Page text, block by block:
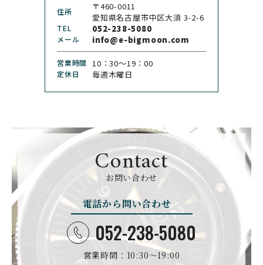
CHRISTOPHER WARD
クリストファー・ウォー
CHRONO TOKYO
CHRONOSWISS
クロノスイス
CUERVOY SOBRINOS CVSTOS
CYRUS CZAPEK
チャペック
D. DORNBLÜTH&SOH
N
D.ドルンブルート＆ゾー
DAMASKO
DANIEL ROTH
ダニエル・ロート
DAVOSA
ダボサ
DUBEY&SCHALDENBR E.C.W
ヨーロピアン・カンパニ
住所
〒460-0011
愛知県名古屋市中区大須 3-2-6
TEL 052-238-5080
メール info@e-bigmoon.com
営業時間 10：30〜19：00
定休日 毎週木曜日
Contact
お問い合わせ
電話から問い合わせ
052-238-5080
営業時間：10:30〜19:00